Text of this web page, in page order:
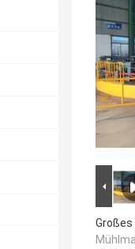
Großes